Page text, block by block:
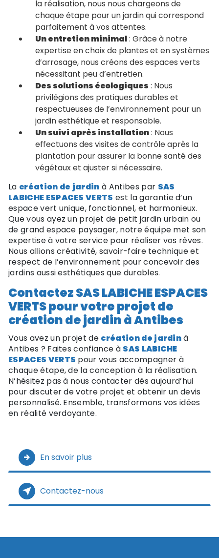
la réalisation, nous nous chargeons de
chaque étape pour un jardin qui correspond
parfaitement à vos attentes.
Un entretien minimal: Grâce à notre
expertise en choix de plantes et en systèmes
d’arrosage, nous créons des espaces verts
nécessitant peu d’entretien.
Des solutions écologiques : Nous
privilégions des pratiques durables et
respectueuses de l’environnement pour un
jardin esthétique et responsable.
Un suivi après installation: Nous
effectuons des visites de contrôle après la
plantation pour assurer la bonne santé des
végétaux et ajuster si nécessaire.
La création de jardin à Antibes par SAS
LABICHE ESPACES VERTS est la garantie d’un
espace vert unique, fonctionnel, et harmonieux.
Que vous ayez un projet de petit jardin urbain ou
de grand espace paysager, notre équipe met son
expertise à votre service pour réaliser vos rêves.
Nous allions créativité, savoir-faire technique et
respect de l’environnement pour concevoir des
jardins aussi esthétiques que durables.
Contactez SAS LABICHE ESPACES
VERTS pour votre projet de
création de jardin à Antibes
Vous avez un projet de création de jardinà
Antibes ? Faites confiance à SAS LABICHE
ESPACES VERTS pour vous accompagner à
chaque étape, de la conception à la réalisation.
N’hésitez pas à nous contacter dès aujourd’hui
pour discuter de votre projet et obtenir un devis
personnalisé. Ensemble, transformons vos idées
en réalité verdoyante.
En savoir plus
Contactez-nous